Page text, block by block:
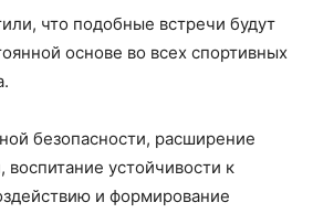
что подобные встречи будут
основе во всех спортивных
безопасности, расширение
воспитание устойчивости к
и формирование